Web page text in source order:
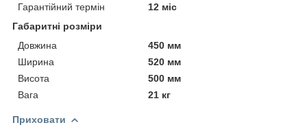
Гарантійний термін
12 міс
Габаритні розміри
Довжина
450 мм
Ширина
520 мм
Висота
500 мм
Вага
21 кг
Приховати